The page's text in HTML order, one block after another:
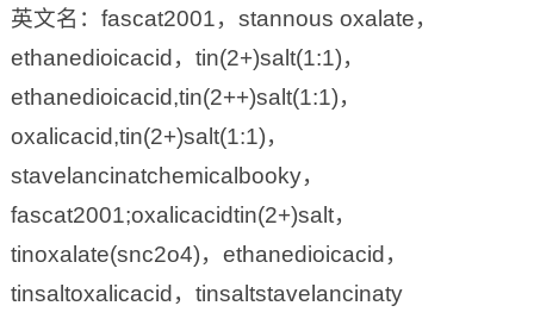
英文名：fascat2001，stannous oxalate，
ethanedioicacid，tin(2+)salt(1:1)，
ethanedioicacid,tin(2++)salt(1:1)，
oxalicacid,tin(2+)salt(1:1)，
stavelancinatchemicalbooky，
fascat2001;oxalicacidtin(2+)salt，
tinoxalate(snc2o4)，ethanedioicacid，
tinsaltoxalicacid，tinsaltstavelancinaty